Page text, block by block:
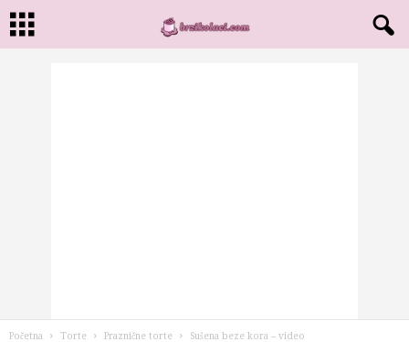
Početna Torte Praznične torte
Sušena beze kora – video